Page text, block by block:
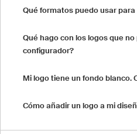
Qué formatos puedo usar para
Qué hago con los logos que
configurador?
Mi logo tiene un fondo blanco.
Cómo añadir un logo a mi